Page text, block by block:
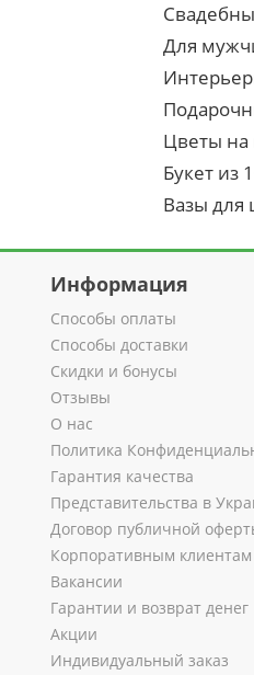
Для
Цветы на
Букет из
Вазы для
Информация
Способы оплаты
Способы доставки
Скидки и бонусы
Отзывы
О нас
Политика
Гарантия качества
Представительства в
Договор публичной
Корпоративным клиентам
Вакансии
Гарантии и возврат денег
Акции
Индивидуальный заказ